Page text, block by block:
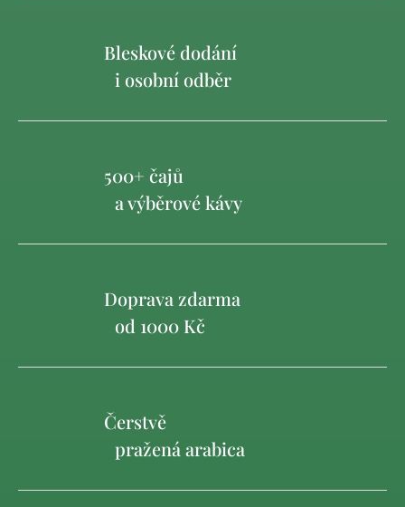
Bleskové dodání
i osobní odběr
500+ čajů
a výběrové kávy
Doprava zdarma
od 1000 Kč
Čerstvě
pražená arabica